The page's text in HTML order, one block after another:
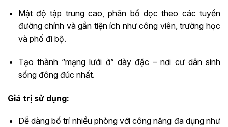
Mật độ tập trung cao, phân bổ dọc theo các tuyến
đường chính và gần tiện ích như công viên, trường học
và phố đi bộ.
Tạo thành “mạng lưới ở” dày đặc – nơi cư dân sinh
sống đông đúc nhất.
Giá trị sử dụng:
Dễ dàng bố trí nhiều phòng với công năng đa dụng như